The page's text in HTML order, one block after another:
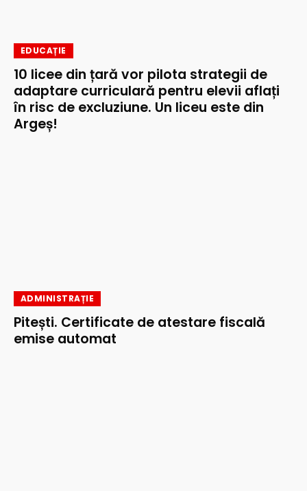
EDUCAȚIE
10 licee din țară vor pilota strategii de
adaptare curriculară pentru elevii aflați
în risc de excluziune. Un liceu este din
Argeș!
ADMINISTRAȚIE
Pitești. Certificate de atestare fiscală
emise automat